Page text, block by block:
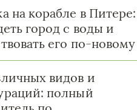
на корабле в Питере:
город с воды и
его по-новому
видов и
полный